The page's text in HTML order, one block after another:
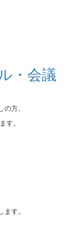
・会議
方、
す。
す。